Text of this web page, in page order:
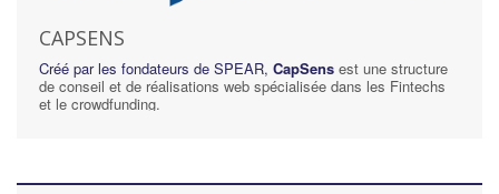
CAPSENS
Créé par les fondateurs de SPEAR, CapSens est une structure
de conseil et de réalisations web spécialisée dans les Fintechs
et le crowdfunding.